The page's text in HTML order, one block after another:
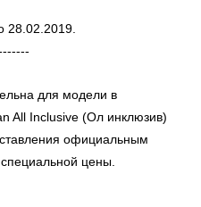
28.02.2019.
для модели в
All Inclusive (Ол инклюзив)
официальным
цены.